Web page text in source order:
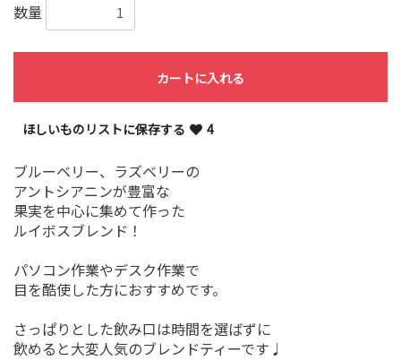
数量
カートに入れる
ほしいものリストに保存する 4
ブルーベリー、ラズベリーの
アントシアニンが豊富な
果実を中心に集めて作った
ルイボスブレンド！
パソコン作業やデスク作業で
目を酷使した方におすすめです。
さっぱりとした飲み口は時間を選ばずに
飲めると大変人気のブレンドティーです♩